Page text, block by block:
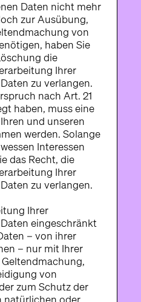
Daten nicht mehr
zur Ausübung,
von
haben Sie
die
Ihrer
zu verlangen.
nach Art. 21
haben, muss eine
und unseren
werden. Solange
Interessen
das Recht, die
Ihrer
zu verlangen.
Ihrer
eingeschränkt
– von ihrer
– nur mit Ihrer
von
zum Schutz der